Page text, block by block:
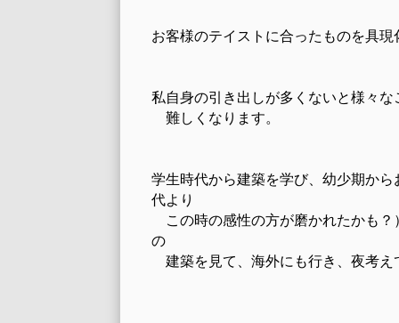
お客様のテイストに合ったものを具現
私自身の引き出しが多くないと様々
難しくなります。
学生時代から建築を学び、幼少期か
代より
この時の感性の方が磨かれたかも？
の
建築を見て、海外にも行き、夜考え